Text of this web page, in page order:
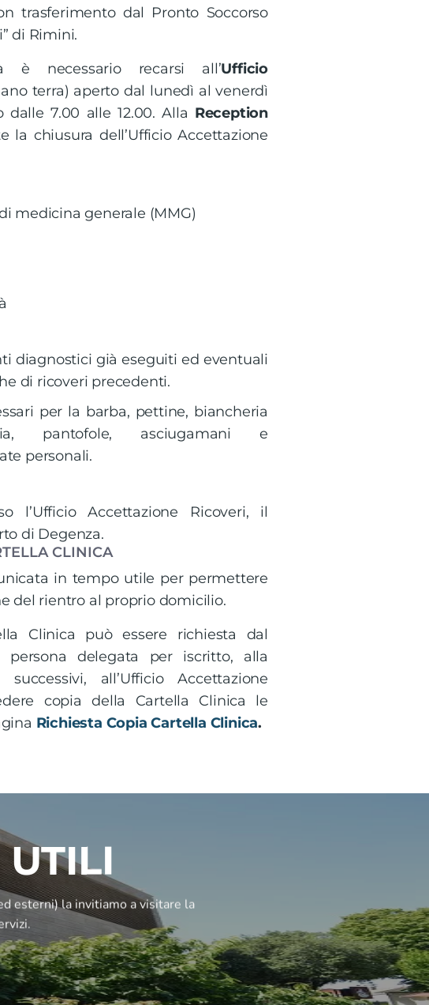
trasferimento dal Pronto Soccorso
di Rimini.
necessario recarsi all’Ufficio
terra) aperto dal lunedì al venerdì
dalle 7.00 alle 12.00. Alla Reception
la chiusura dell’Ufficio Accettazione
medicina generale (MMG)
diagnostici già eseguiti ed eventuali
di ricoveri precedenti.
per la barba, pettine, biancheria
pantofole, asciugamani e
personali.
l’Ufficio Accettazione Ricoveri, il
di Degenza.
CLINICA
in tempo utile per permettere
del rientro al proprio domicilio.
Clinica può essere richiesta dal
delegata per iscritto, alla
all’Ufficio Accettazione
copia della Cartella Clinica le
Richiesta Copia Cartella Clinica.
esterni) la invitiamo a visitare la